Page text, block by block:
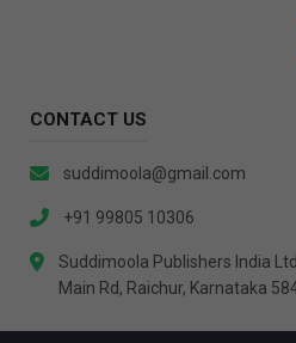
CONTACT US
suddimoola@gmail.com
+91 99805 10306
Suddimoola Publishers India
Main Rd, Raichur, Karnataka